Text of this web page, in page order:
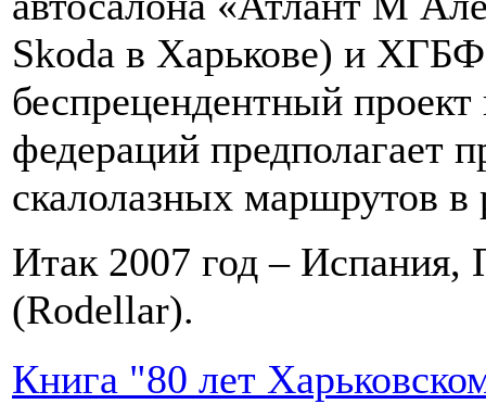
Skoda в Харькове) и
беспрецендентный
федераций предполагает
скалолазных маршрутов
Итак 2007 год – Испания,
(Rodellar).
Книга "80 лет